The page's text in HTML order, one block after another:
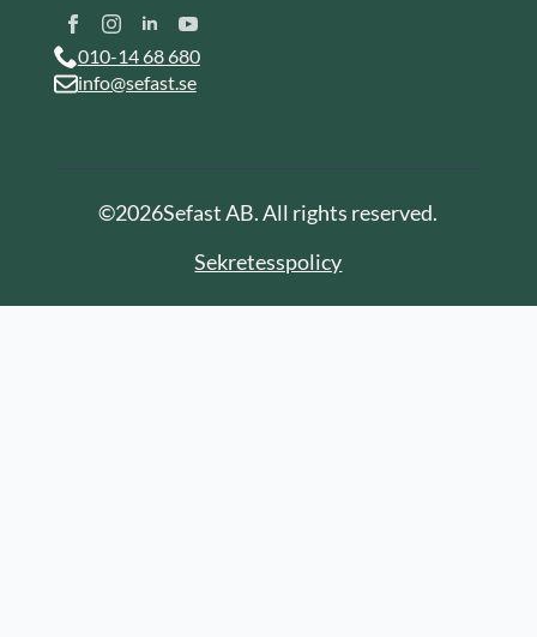
010-14 68 680
info@sefast.se
©2026Sefast AB. All rights reserved.
Sekretesspolicy